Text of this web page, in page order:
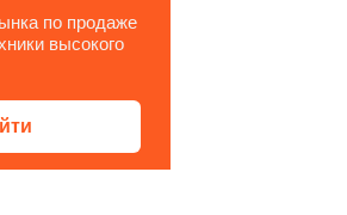
по продаже
высокого